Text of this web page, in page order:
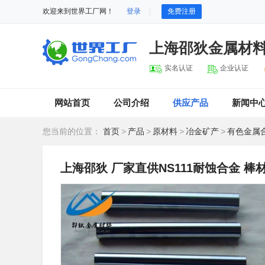
欢迎来到世界工厂网！ 登录 免费注册
上海邵狄金属材
实名认证 企业认证
网站首页 公司介绍 供应产品 新闻中
您当前的位置： 首页 > 产品 > 原材料 > 冶金矿产 >有色金属
上海邵狄 厂家直供NS111耐蚀合金 棒